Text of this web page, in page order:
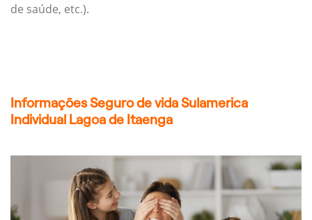
de saúde, etc.).
Informações Seguro de vida Sulamerica
Individual Lagoa de Itaenga